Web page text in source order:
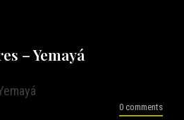
– Yemayá
0 comments